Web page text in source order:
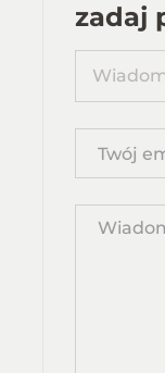
zadaj
kurs
email
Wpisz